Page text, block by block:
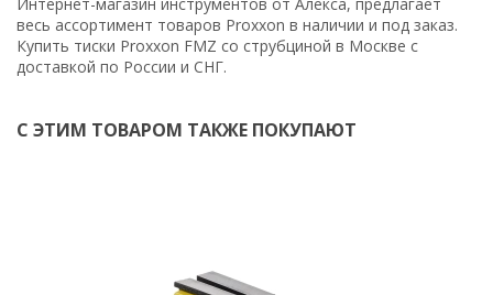
весь ассортимент товаров Proxxon в наличии и под заказ.
Купить тиски Proxxon FMZ со струбциной в Москве с
доставкой по России и СНГ.
С ЭТИМ ТОВАРОМ ТАКЖЕ ПОКУПАЮТ